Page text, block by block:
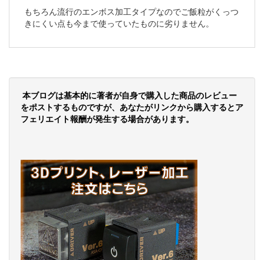
もちろん流行のエンボス加工タイプなのでご飯粒がくっつ
きにくい点も今まで使っていたものに劣りません。
本ブログは基本的に著者が自身で購入した商品のレビュー
をポストするものですが、あなたがリンクから購入するとア
フェリエイト報酬が発生する場合があります。